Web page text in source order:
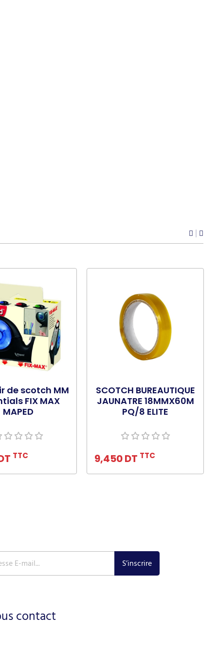
de scotch MM
FIX MAX
MAPED
TTC
SCOTCH BUREAUTIQUE
JAUNATRE 18MMX60M
PQ/8 ELITE
9,450 DT TTC
contact